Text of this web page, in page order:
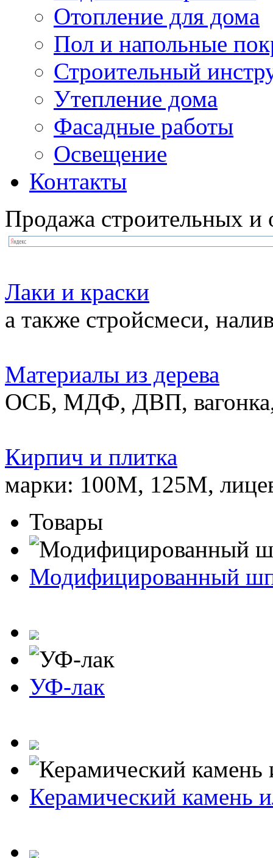
Отопление для дома
Пол и напольные
Строительный
Утепление дома
Фасадные работы
Освещение
Контакты
Продажа строительных и
Лаки и краски
а также стройсмеси,
Материалы из дерева
ОСБ, МДФ, ДВП,
Кирпич и плитка
марки: 100М, 125М,
Товары
Модифицированный
УФ-лак
Керамический камень